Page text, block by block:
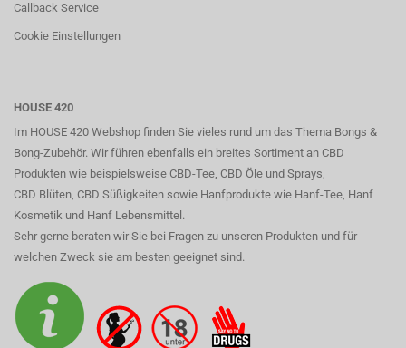
Callback Service
Cookie Einstellungen
HOUSE 420
Im HOUSE 420 Webshop finden Sie vieles rund um das Thema Bongs &
Bong-Zubehör. Wir führen ebenfalls ein breites Sortiment an CBD
Produkten wie beispielsweise CBD-Tee, CBD Öle und Sprays,
CBD Blüten, CBD Süßigkeiten sowie Hanfprodukte wie Hanf-Tee, Hanf
Kosmetik und Hanf Lebensmittel.
Sehr gerne beraten wir Sie bei Fragen zu unseren Produkten und für
welchen Zweck sie am besten geeignet sind.